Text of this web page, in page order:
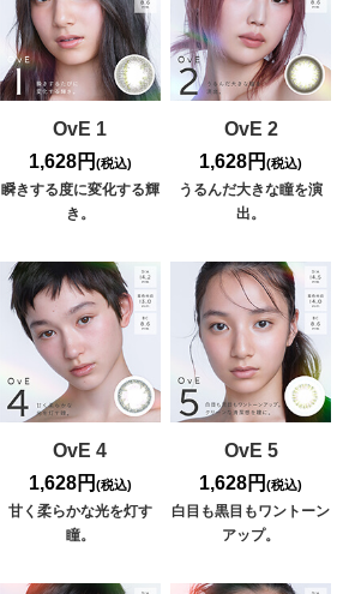
OvE 1
1,628円 (税込)
瞬きする度に変化する輝
き。
OvE 2
1,628円(税込)
うるんだ大きな瞳を演
出。
OvE 4
1,628円 (税込)
甘く柔らかな光を灯す
瞳。
OvE 5
1,628円(税込)
白目も黒目もワントーン
アップ。